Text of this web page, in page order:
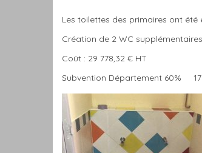
Les toilettes des primaires ont été
Création de 2 WC
Coût : 29 778,32 € HT
Subvention Département 60% 17